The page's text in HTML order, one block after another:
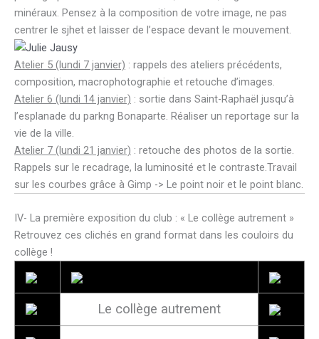
minéraux. Pensez à la composition de votre image, ne pas
centrer le sjhet et laisser de l’espace devant le mouvement.
Atelier 5 (lundi 7 janvier) : rappels des ateliers précédents,
composition, macrophotographie et retouche d’images.
Atelier 6 (lundi 14 janvier) : sortie dans Saint-Raphaël jusqu’à
l’esplanade du parkng Bonaparte. Réaliser un reportage sur la
vie de la ville.
Atelier 7 (lundi 21 janvier) : retouche des photos de la sortie.
Rappels sur le recadrage, la luminosité et le contraste.Travail
sur les courbes grâce à Gimp -> Le point noir et le point blanc.
IV- La première exposition du club : « Le collège autrement »
Retrouvez ces clichés en grand format dans les couloirs du
collège !
Le collège autrement